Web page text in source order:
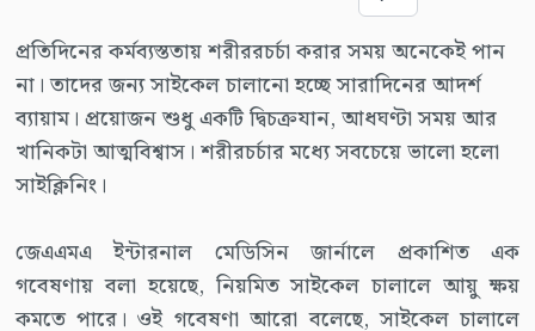
প্রতিদিনের কর্মব্যস্ততায় শরীররচর্চা করার সময় অনেকেই পান
না। তাদের জন্য সাইকেল চালানো হচ্ছে সারাদিনের আদর্শ
ব্যায়াম। প্রয়োজন শুধু একটি দ্বিচক্রযান, আধঘণ্টা সময় আর
খানিকটা আত্মবিশ্বাস। শরীরচর্চার মধ্যে সবচেয়ে ভালো হলো
সাইক্লিনিং।
জেএএমএ ইন্টারনাল মেডিসিন জার্নালে প্রকাশিত এক
গবেষণায় বলা হয়েছে, নিয়মিত সাইকেল চালালে আয়ু ক্ষয়
কমতে পারে। ওই গবেষণা আরো বলেছে, সাইকেল চালালে